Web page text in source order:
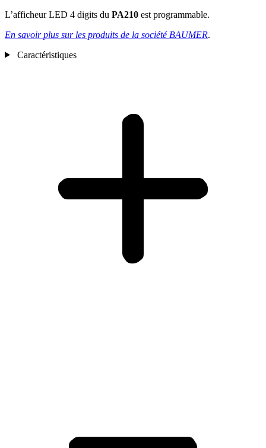
L’afficheur LED 4 digits du PA210 est programmable.
En savoir plus sur les produits de la société BAUMER.
Caractéristiques